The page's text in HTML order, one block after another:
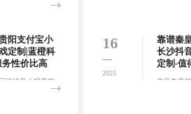
目高效落地。:
方位了解
户需求以
需求。:
阳支付宝小
定制|蓝橙科
性价比高
江抖音小程序定
16
2025
靠谱秦
长沙抖
定制-值
秦皇岛营